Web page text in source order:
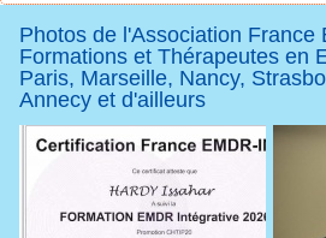
Photos de l'Association France
Formations et Thérapeutes en
Paris, Marseille, Nancy,
Annecy et d'ailleurs